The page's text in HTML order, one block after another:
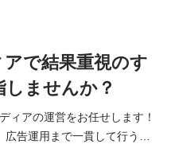
で結果重視のす
ませんか？
告運用まで一貫して行う、